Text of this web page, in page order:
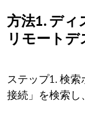
方法1. ディ
リモート
ステップ1. 検
接続」を検索し